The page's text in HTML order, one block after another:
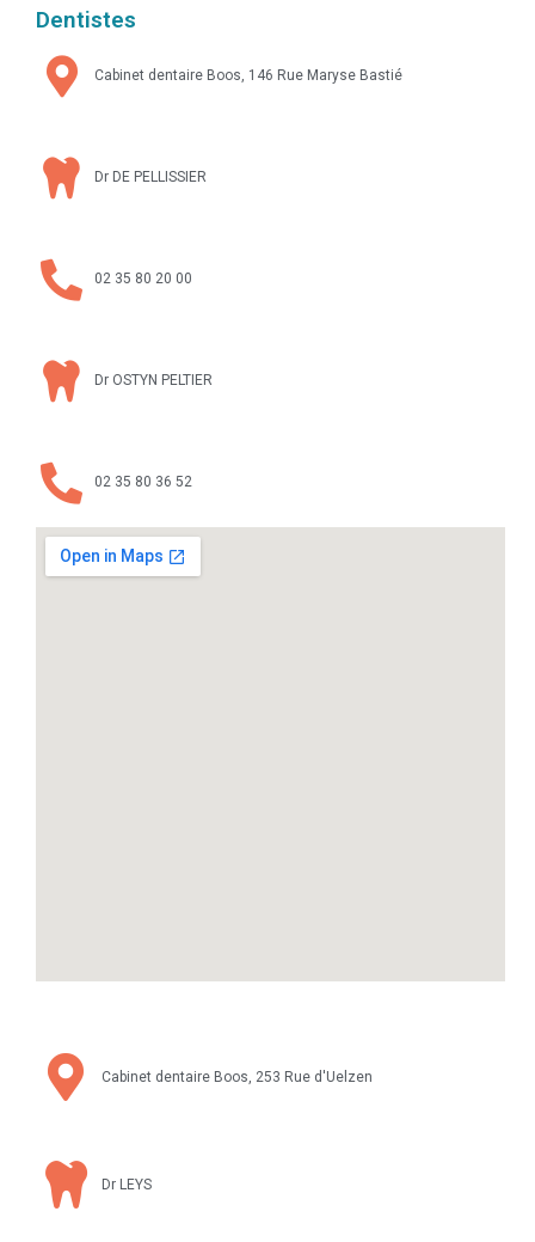
Dentistes
Cabinet dentaire Boos, 146 Rue Maryse Bastié
Dr DE PELLISSIER
02 35 80 20 00
Dr OSTYN PELTIER
02 35 80 36 52
Cabinet dentaire Boos, 253 Rue d'Uelzen
Dr LEYS